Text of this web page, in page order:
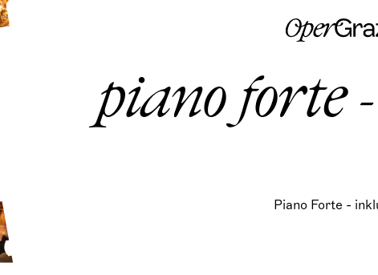
piano forte
Piano Forte -